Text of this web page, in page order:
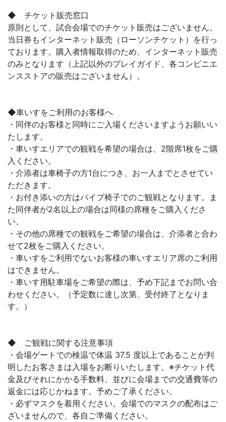
◆ チケット販売窓口
原則として、試合会場でのチケット販売はございません。
当日券もインターネット販売（ローソンチケット）を行っ
ております。購入者情報取得のため、インターネット販売
のみとなります（上記以外のプレイガイド、各コンビニエ
ンスストアの販売はございません）。
◆車いすをご利用のお客様へ
・同伴のお客様と同時にご入場くださいますようお願いい
たします。
・車いすエリアでの観戦を希望の場合は、2階席1枚をご購
入ください。
・介添者は車椅子の方1台につき、お一人までとさせてい
ただきます。
・お付き添いの方はパイプ椅子でのご観戦となります。ま
た同伴者が2名以上の場合は同様の席種をご購入くださ
い。
・その他の席種での観戦をご希望の場合は、介添者と合わ
せて2枚をご購入ください。
・車いすをご利用でないお客様の車いすエリア席のご利用
はできません。
・車いす用駐車場をご希望の際は、予め下記までお問い合
わせください。（予定数に達し次第、受付終了となりま
す。）
◆ ご観戦に関する注意事項
・会場ゲートでの検温で体温 37.5 度以上であることが判
明したお客さまは入場をお断りいたします。※チケット代
金及びそれにかかる手数料、並びに会場までの交通費等の
返金には応じかねます。予めご了承ください。
・必ずマスクを着用ください。会場でのマスクの配布はご
ざいませんので、各自ご準備ください。